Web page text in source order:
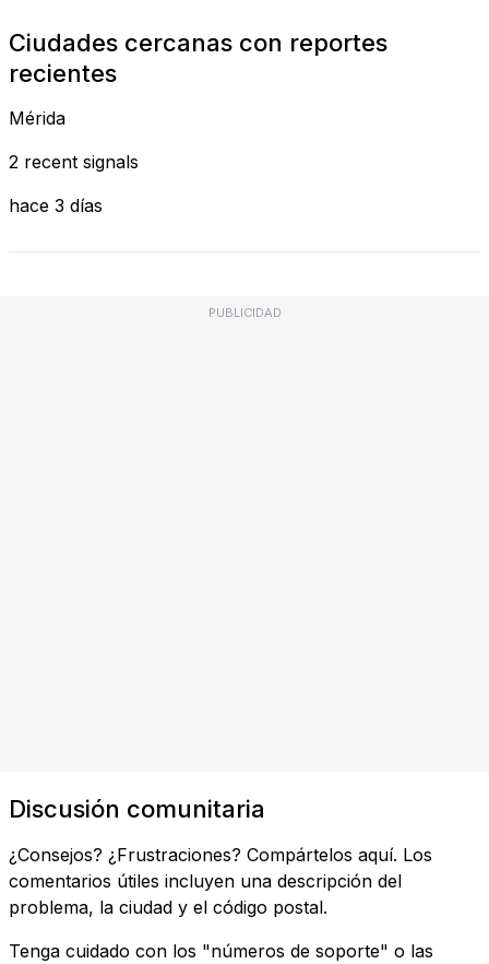
Ciudades cercanas con reportes
recientes
Mérida
2 recent signals
hace 3 días
PUBLICIDAD
Discusión comunitaria
¿Consejos? ¿Frustraciones? Compártelos aquí. Los
comentarios útiles incluyen una descripción del
problema, la ciudad y el código postal.
Tenga cuidado con los "números de soporte" o las